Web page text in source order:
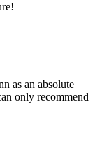
as an absolute
only recommend